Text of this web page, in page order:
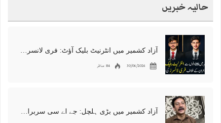
حالیہ خبریں
آزاد کشمیر میں انٹرنیٹ بلیک آؤٹ: فری لانسرز کا معاشی قتل، احتجاج شروع
30/06/2026 84 مناظر
آزاد کشمیر میں بڑی ہلچل: جے اے سی سربراہ شوکت نواز میر کی گرفتاری، دھرنا جاری